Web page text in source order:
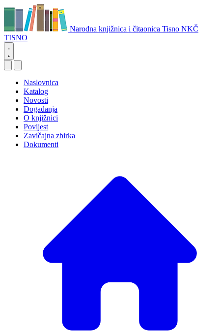
Narodna knjižnica i čitaonica Tisno NKČ
TISNO
Naslovnica
Katalog
Novosti
Događanja
O knjižnici
Povijest
Zavičajna zbirka
Dokumenti